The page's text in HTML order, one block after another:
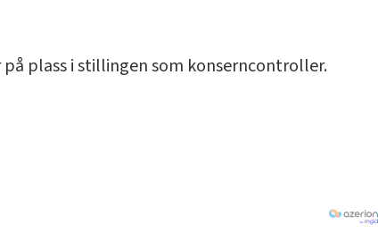
plass i stillingen som konserncontroller.